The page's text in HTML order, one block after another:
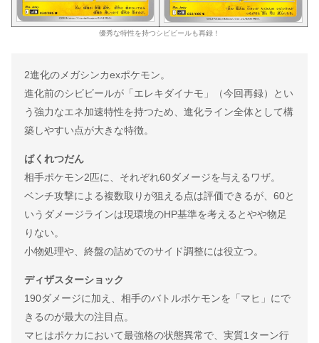
優秀な特性を持つシビビールも再録！
2進化のメガシンカexポケモン。
進化前のシビビールが「エレキダイナモ」（今回再録）とい
う強力なエネ加速特性を持つため、進化ライン全体として構
築しやすい点が大きな特徴。
ばくれつだん
相手ポケモン2匹に、それぞれ60ダメージを与えるワザ。
ベンチ攻撃による複数取りが狙える点は評価できるが、60と
いうダメージラインは現環境のHP基準を考えるとやや物足
りない。
小物処理や、終盤の詰めでのサイド調整には役立つ。
ディザスターショック
190ダメージに加え、相手のバトルポケモンを「マヒ」にで
きるのが最大の注目点。
マヒはポケカにおいて最強格の状態異常で、実質1ターン行